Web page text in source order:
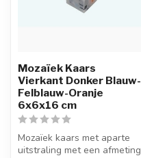
Mozaïek Kaars
Vierkant Donker Blauw-
Felblauw-Oranje
6x6x16 cm
Mozaïek kaars met aparte
uitstraling met een afmeting